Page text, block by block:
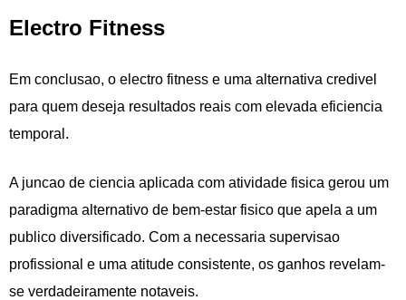
Electro Fitness
Em conclusao, o electro fitness e uma alternativa credivel
para quem deseja resultados reais com elevada eficiencia
temporal.
A juncao de ciencia aplicada com atividade fisica gerou um
paradigma alternativo de bem-estar fisico que apela a um
publico diversificado. Com a necessaria supervisao
profissional e uma atitude consistente, os ganhos revelam-
se verdadeiramente notaveis.